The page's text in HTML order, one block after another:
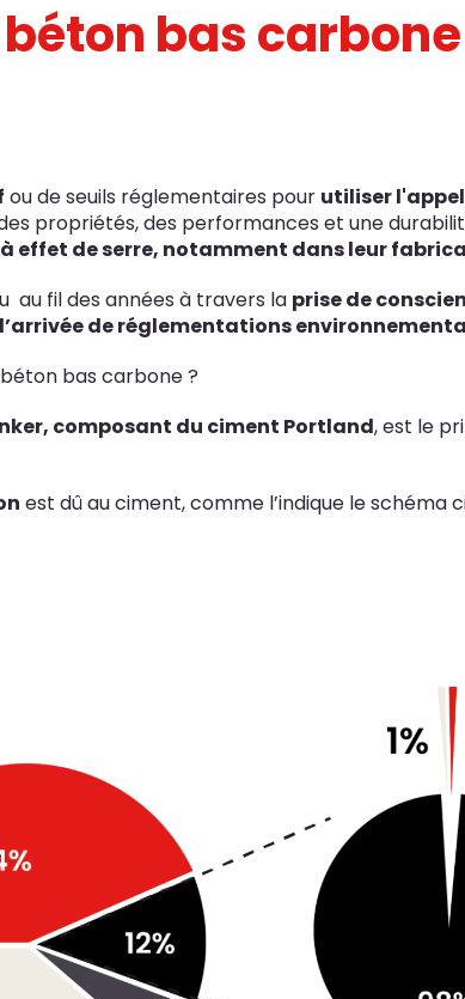
bas
ou de seuils réglementaires pour utiliser
propriétés, des performances et une
effet de serre, notamment dans leur
au fil des années à travers la prise de
de réglementations
bas carbone ?
composant du ciment Portland, est le
est dû au ciment, comme l’indique le schéma